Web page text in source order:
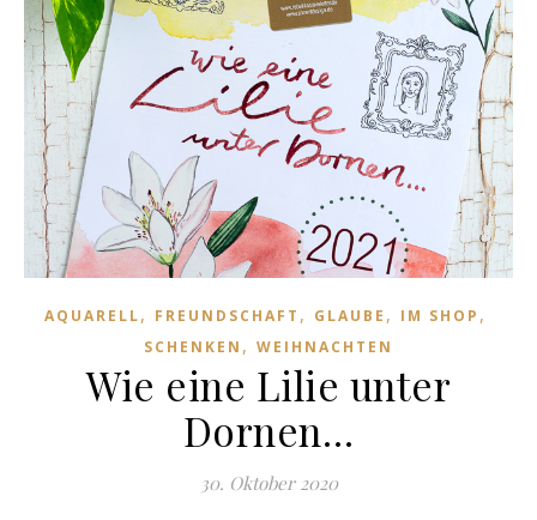
AQUARELL, FREUNDSCHAFT , GLAUBE , IM SHOP ,
SCHENKEN , WEIHNACHTEN
Wie eine Lilie unter
Dornen…
30. Oktober 2020